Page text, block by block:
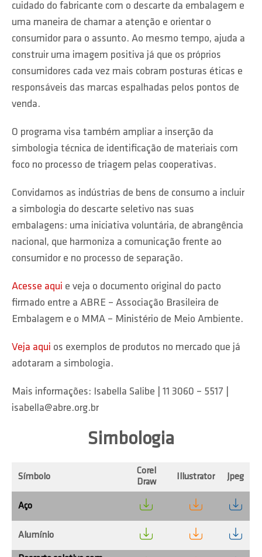
cuidado do fabricante com o descarte da embalagem e
uma maneira de chamar a atenção e orientar o
consumidor para o assunto. Ao mesmo tempo, ajuda a
construir uma imagem positiva já que os próprios
consumidores cada vez mais cobram posturas éticas e
responsáveis das marcas espalhadas pelos pontos de
venda.
O programa visa também ampliar a inserção da
simbologia técnica de identificação de materiais com
foco no processo de triagem pelas cooperativas.
Convidamos as indústrias de bens de consumo a incluir
a simbologia do descarte seletivo nas suas
embalagens: uma iniciativa voluntária, de abrangência
nacional, que harmoniza a comunicação frente ao
consumidor e no processo de separação.
Acesse aqui e veja o documento original do pacto
firmado entre a ABRE – Associação Brasileira de
Embalagem e o MMA – Ministério de Meio Ambiente.
Veja aqui os exemplos de produtos no mercado que já
adotaram a simbologia.
Mais informações: Isabella Salibe | 11 3060 – 5517 |
isabella@abre.org.br
Simbologia
Símbolo
Corel
Draw
Illustrator Jpeg
Aço
Alumínio